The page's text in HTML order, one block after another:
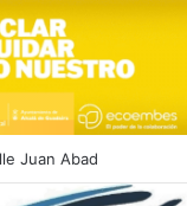
Juan Abad